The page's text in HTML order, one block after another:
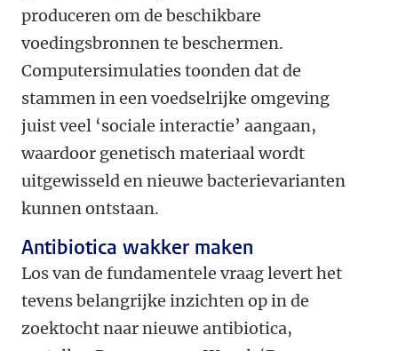
produceren om de beschikbare
voedingsbronnen te beschermen.
Computersimulaties toonden dat de
stammen in een voedselrijke omgeving
juist veel ‘sociale interactie’ aangaan,
waardoor genetisch materiaal wordt
uitgewisseld en nieuwe bacterievarianten
kunnen ontstaan.
Antibiotica wakker maken
Los van de fundamentele vraag levert het
tevens belangrijke inzichten op in de
zoektocht naar nieuwe antibiotica,